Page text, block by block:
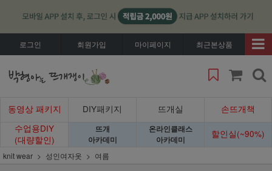
로그인 회원가입 마이페이지 최근본상품
동영상 패키지 DIY패키지 뜨개실
손뜨개책
수업용DIY
(대량할인)
뜨개
아카데미
온라인클래스
아카데미
할인실(~90%)
knit wear 성인여자옷 여름